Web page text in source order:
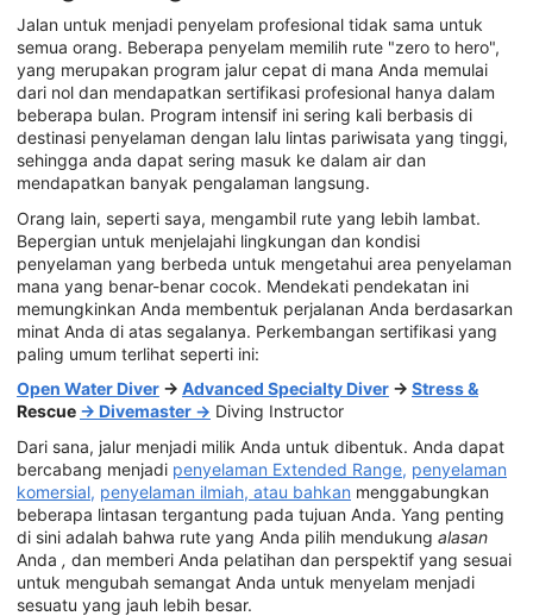
Jalan untuk menjadi penyelam profesional tidak sama untuk
semua orang. Beberapa penyelam memilih rute "zero to hero",
yang merupakan program jalur cepat di mana Anda memulai
dari nol dan mendapatkan sertifikasi profesional hanya dalam
beberapa bulan. Program intensif ini sering kali berbasis di
destinasi penyelaman dengan lalu lintas pariwisata yang tinggi,
sehingga anda dapat sering masuk ke dalam air dan
mendapatkan banyak pengalaman langsung.
Orang lain, seperti saya, mengambil rute yang lebih lambat.
Bepergian untuk menjelajahi lingkungan dan kondisi
penyelaman yang berbeda untuk mengetahui area penyelaman
mana yang benar-benar cocok. Mendekati pendekatan ini
memungkinkan Anda membentuk perjalanan Anda berdasarkan
minat Anda di atas segalanya. Perkembangan sertifikasi yang
paling umum terlihat seperti ini:
Open Water Diver → Advanced Specialty Diver → Stress &
Rescue → Divemaster → Diving Instructor
Dari sana, jalur menjadi milik Anda untuk dibentuk. Anda dapat
bercabang menjadi penyelaman Extended Range, penyelaman
komersial, penyelaman ilmiah, atau bahkan menggabungkan
beberapa lintasan tergantung pada tujuan Anda. Yang penting
di sini adalah bahwa rute yang Anda pilih mendukung alasan
Anda , dan memberi Anda pelatihan dan perspektif yang sesuai
untuk mengubah semangat Anda untuk menyelam menjadi
sesuatu yang jauh lebih besar.